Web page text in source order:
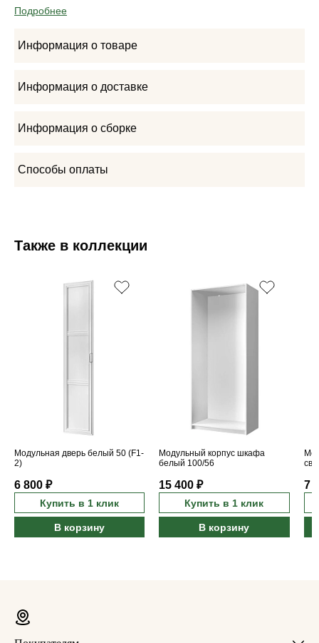
Подробнее
Информация о товаре
Информация о доставке
Информация о сборке
Способы оплаты
Также в коллекции
Модульная дверь белый 50 (F1-
2)
6 800 ₽
Купить в 1 клик
В корзину
Модульный корпус шкафа
белый 100/56
15 400 ₽
Купить в 1 клик
В корзину
7